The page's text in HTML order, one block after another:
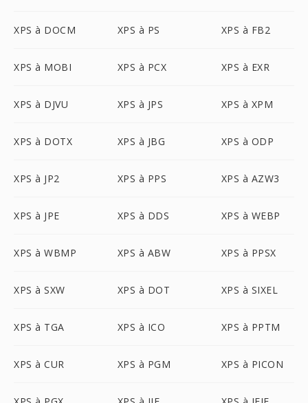
XPS à DOCM XPS à PS XPS à FB2
XPS à MOBI XPS à PCX XPS à EXR
XPS à DJVU XPS à JPS XPS à XPM
XPS à DOTX XPS à JBG XPS à ODP
XPS à JP2 XPS à PPS XPS à AZW3
XPS à JPE XPS à DDS XPS à WEBP
XPS à WBMP XPS à ABW XPS à PPSX
XPS à SXW XPS à DOT XPS à SIXEL
XPS à TGA XPS à ICO XPS à PPTM
XPS à CUR XPS à PGM XPS à PICON